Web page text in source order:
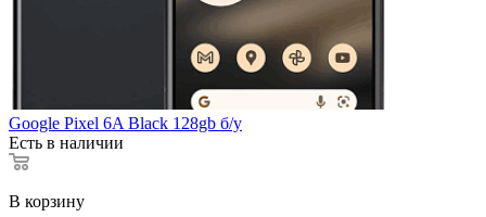
Google Pixel 6A Black 128gb б/у
Есть в наличии
В корзину